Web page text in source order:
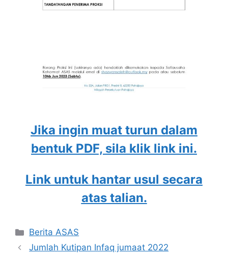
Jika ingin muat turun dalam
bentuk PDF, sila klik link ini.
Link untuk hantar usul secara
atas talian.
Categories
Berita ASAS
Jumlah Kutipan Infaq jumaat 2022